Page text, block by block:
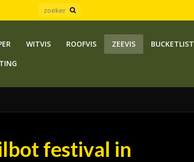
WITVIS ROOFVIS ZEEVIS BUCKETLIST
festival in